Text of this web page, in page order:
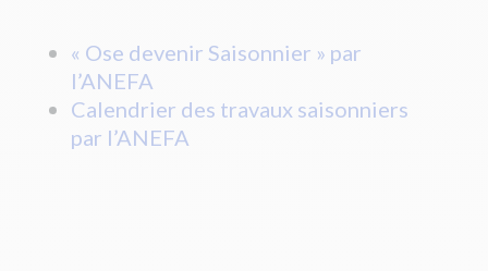
« Ose devenir Saisonnier » par
l’ANEFA
Calendrier des travaux saisonniers
par l’ANEFA